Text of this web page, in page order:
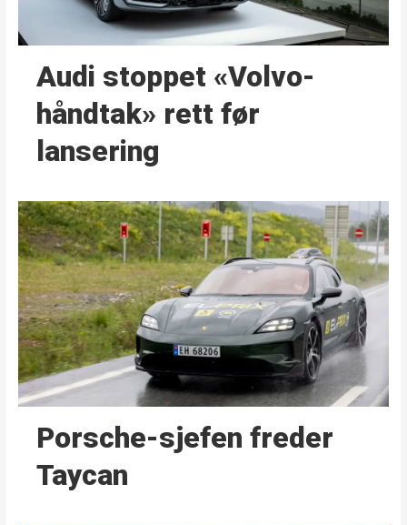
Audi stoppet «Volvo-
håndtak» rett før
lansering
Porsche-sjefen freder
Taycan